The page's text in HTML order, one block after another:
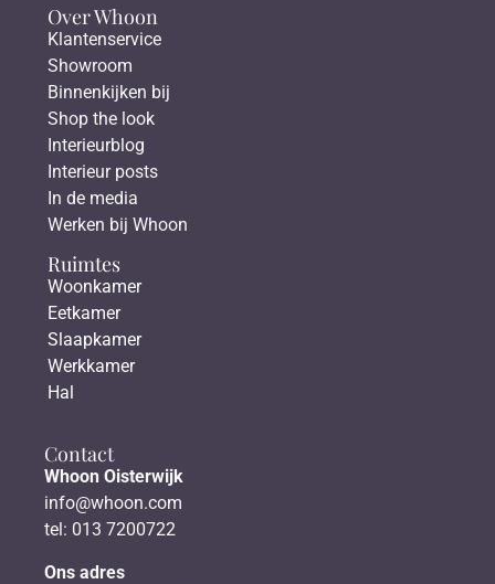
Over Whoon
Klantenservice
Showroom
Binnenkijken bij
Shop the look
Interieurblog
Interieur posts
In de media
Werken bij Whoon
Ruimtes
Woonkamer
Eetkamer
Slaapkamer
Werkkamer
Hal
Contact
Whoon Oisterwijk
info@whoon.com
tel: 013 7200722
Ons adres